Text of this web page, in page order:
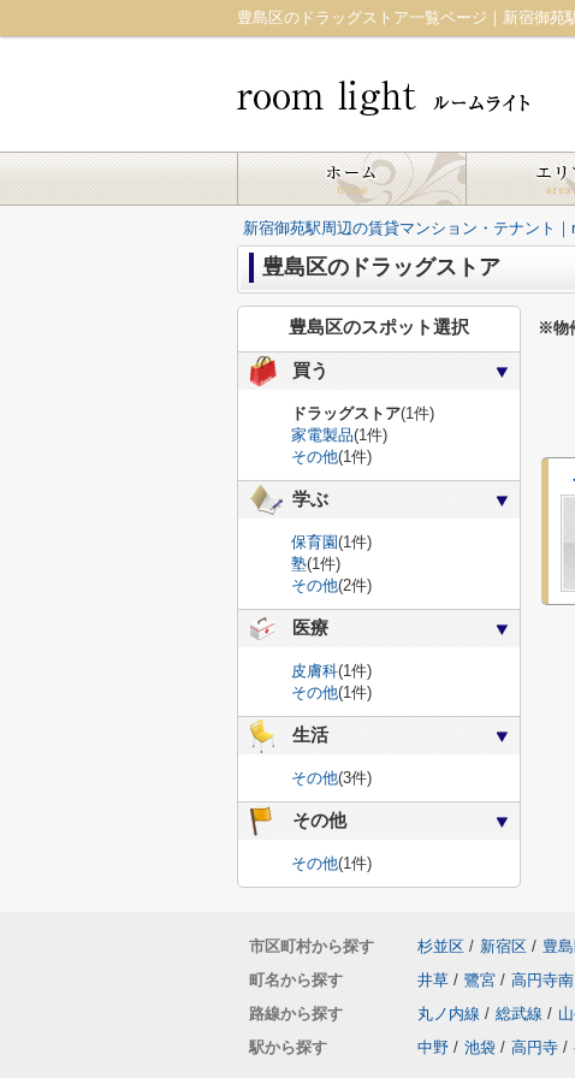
新宿御苑駅周辺の賃貸マンション・テナント｜
豊島区のドラッグストア
※物
豊島区のスポット選択
買う
ドラッグストア(1件)
家電製品(1件)
その他(1件)
学ぶ
保育園(1件)
塾(1件)
その他(2件)
医療
皮膚科(1件)
その他(1件)
生活
その他(3件)
その他
その他(1件)
市区町村から探す 杉並区 / 新宿区 / 豊
町名から探す
井草 / 鷺宮 / 高円寺南
路線から探す
丸ノ内線 / 総武線 /
駅から探す
中野 / 池袋 / 高円寺 /